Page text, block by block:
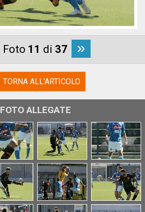
Foto 11 di 37 »
TORNA ALL'ARTICOLO
FOTO ALLEGATE